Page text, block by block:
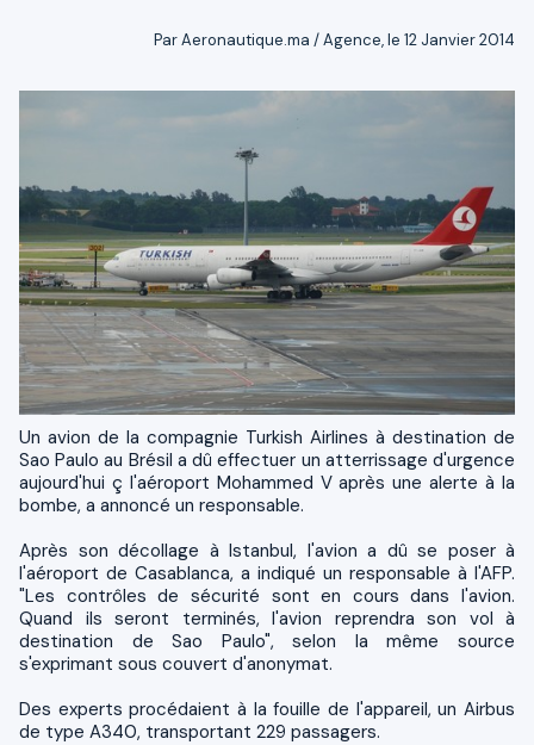
Par Aeronautique.ma / Agence, le 12 Janvier 2014
Un avion de la compagnie Turkish Airlines à destination de
Sao Paulo au Brésil a dû effectuer un atterrissage d'urgence
aujourd'hui ç l'aéroport Mohammed V après une alerte à la
bombe, a annoncé un responsable.
Après son décollage à Istanbul, l'avion a dû se poser à
l'aéroport de Casablanca, a indiqué un responsable à l'AFP.
"Les contrôles de sécurité sont en cours dans l'avion.
Quand ils seront terminés, l'avion reprendra son vol à
destination de Sao Paulo", selon la même source
s'exprimant sous couvert d'anonymat.
Des experts procédaient à la fouille de l'appareil, un Airbus
de type A340, transportant 229 passagers.